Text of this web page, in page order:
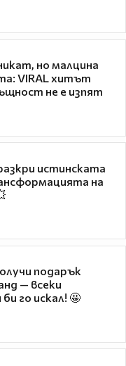
но малцина
VIRAL хитът
не е изпят
истинската
на
подарък
— всеки
го искал! 🤩